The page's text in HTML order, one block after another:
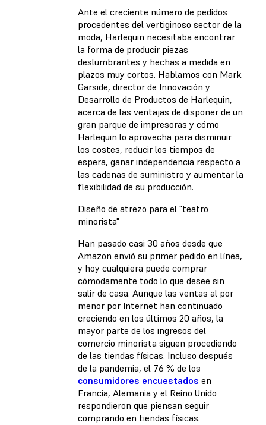
Ante el creciente número de pedidos
procedentes del vertiginoso sector de la
moda, Harlequin necesitaba encontrar
la forma de producir piezas
deslumbrantes y hechas a medida en
plazos muy cortos. Hablamos con Mark
Garside, director de Innovación y
Desarrollo de Productos de Harlequin,
acerca de las ventajas de disponer de un
gran parque de impresoras y cómo
Harlequin lo aprovecha para disminuir
los costes, reducir los tiempos de
espera, ganar independencia respecto a
las cadenas de suministro y aumentar la
flexibilidad de su producción.
Diseño de atrezo para el "teatro
minorista"
Han pasado casi 30 años desde que
Amazon envió su primer pedido en línea,
y hoy cualquiera puede comprar
cómodamente todo lo que desee sin
salir de casa. Aunque las ventas al por
menor por Internet han continuado
creciendo en los últimos 20 años, la
mayor parte de los ingresos del
comercio minorista siguen procediendo
de las tiendas físicas. Incluso después
de la pandemia, el 76 % de los
consumidores encuestados en
Francia, Alemania y el Reino Unido
respondieron que piensan seguir
comprando en tiendas físicas.